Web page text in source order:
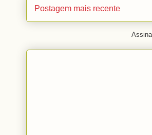
Postagem mais recente